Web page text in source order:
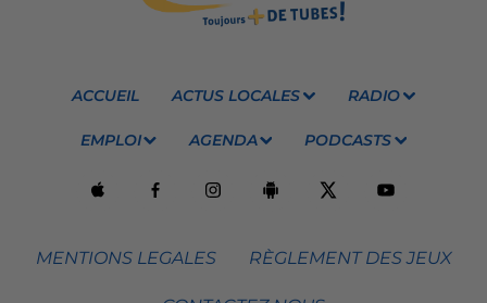
ACCUEIL ACTUS LOCALES RADIO
EMPLOI AGENDA PODCASTS
MENTIONS LEGALES RÈGLEMENT DES JEUX